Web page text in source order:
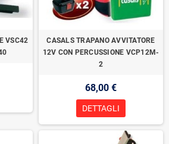
VSC42
CASALS TRAPANO AVVITATORE
12V CON PERCUSSIONE VCP12M-
2
68,00 €
DETTAGLI